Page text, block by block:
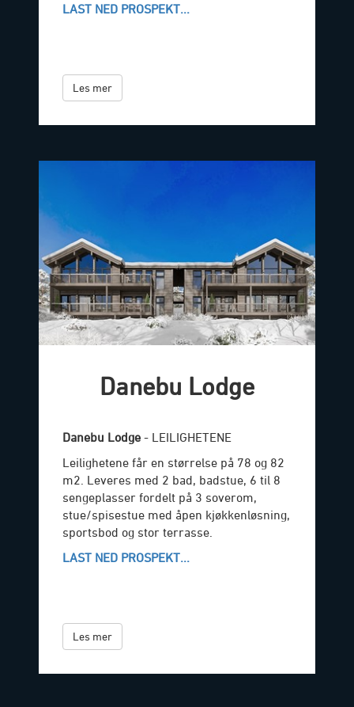
LAST NED PROSPEKT...
Les mer
Danebu Lodge
Danebu Lodge - LEILIGHETENE
Leilighetene får en størrelse på 78 og 82
m2. Leveres med 2 bad, badstue, 6 til 8
sengeplasser fordelt på 3 soverom,
stue/spisestue med åpen kjøkkenløsning,
sportsbod og stor terrasse.
LAST NED PROSPEKT...
Les mer